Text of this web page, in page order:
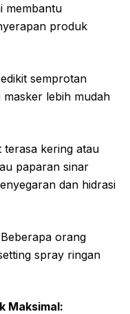
membantu
produk
semprotan
lebih mudah
terasa kering atau
paparan sinar
dan hidrasi
Beberapa orang
spray ringan
Maksimal: